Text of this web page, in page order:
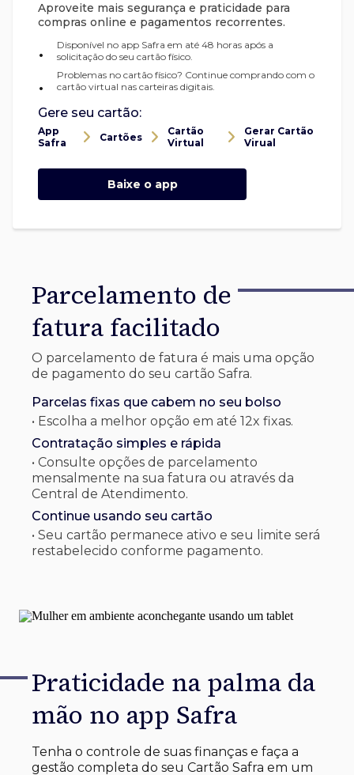
Aproveite mais segurança e praticidade para
compras online e pagamentos recorrentes.
•
Disponível no app Safra em até 48 horas após a
solicitação do seu cartão físico.
•
Problemas no cartão físico? Continue comprando com o
cartão virtual nas carteiras digitais.
Gere seu cartão:
App
Safra
Cartões
Cartão
Virtual
Gerar Cartão
Virual
Baixe o app
Parcelamento de
fatura facilitado
O parcelamento de fatura é mais uma opção
de pagamento do seu cartão Safra.
Parcelas fixas que cabem no seu bolso
• Escolha a melhor opção em até 12x fixas.
Contratação simples e rápida
• Consulte opções de parcelamento
mensalmente na sua fatura ou através da
Central de Atendimento.
Continue usando seu cartão
• Seu cartão permanece ativo e seu limite será
restabelecido conforme pagamento.
Praticidade na palma da
mão no app Safra
Tenha o controle de suas finanças e faça a
gestão completa do seu Cartão Safra em um